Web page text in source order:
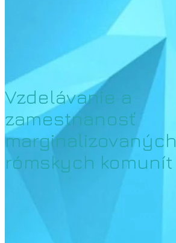
Vzdelávanie a
zamestnanosť
marginalizovaných
rómskych komunít